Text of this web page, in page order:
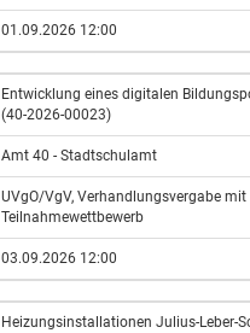
01.09.2026 12:00
Entwicklung eines digitalen
(40-2026-00023)
Amt 40 - Stadtschulamt
UVgO/VgV, Verhandlungsvergabe mit
Teilnahmewettbewerb
03.09.2026 12:00
Heizungsinstallationen Julius-Leber-